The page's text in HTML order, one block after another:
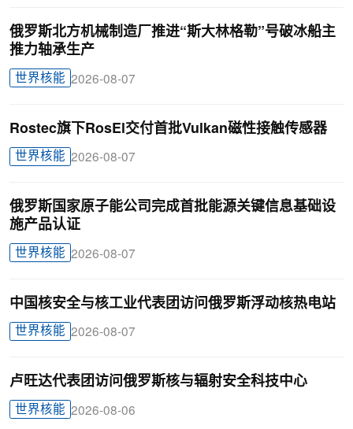
俄罗斯北方机械制造厂推进“斯大林格勒”号破冰船主
推力轴承生产
世界核能 2026-08-07
Rostec旗下RosEl交付首批Vulkan磁性接触传感器
世界核能 2026-08-07
俄罗斯国家原子能公司完成首批能源关键信息基础设
施产品认证
世界核能 2026-08-07
中国核安全与核工业代表团访问俄罗斯浮动核热电站
世界核能 2026-08-07
卢旺达代表团访问俄罗斯核与辐射安全科技中心
世界核能 2026-08-06